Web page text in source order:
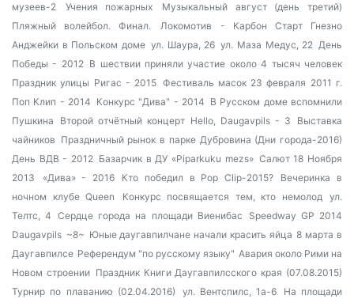
музеев-2
Учения пожарных
Музыкальный август (день третий)
Пляжный волейбол. Финал.
Локомотив - Карбон Старт Гнезно
Анджейки в Польском доме ул. Шаура, 26 ул. Маза Медус, 22 День
Победы - 2012 В шествии приняли участие около 4 тысяч человек
Праздник улицы Ригас - 2015 Фестиваль масок 23 февраля 2011 г.
Поп Клип - 2014 Конкурс "Дива" - 2014 В Русском доме вспомнили
Пушкина
Второй отчётный концерт Hello, Daugavpils - 3
Выставка
чайников Праздничный рынок в парке Дубровина (Дни города-2016)
День ВДВ - 2012 Базарчик в ДУ «Piparkuku mezs» Салют 18 Ноября
2013
«Дива» - 2016 Кто победил в Pop Clip-2015?
Вечеринка в
ночном клубе Queen
Конкурс посвящается тем, кто немолод
ул.
Телтс, 4
Сердце города на площади Виенибас
Speedway GP 2014
Daugavpils ~8~ Юные даугавпилчане начали красить яйца 8 марта в
Даугавпилсе Референдум "по русскому языку" Авария около Рими на
Новом строении Праздник Книги Даугавпилсского края (07.08.2015)
Турнир по плаванию (02.04.2016)
ул. Вентспилс, 1а-6
На площади